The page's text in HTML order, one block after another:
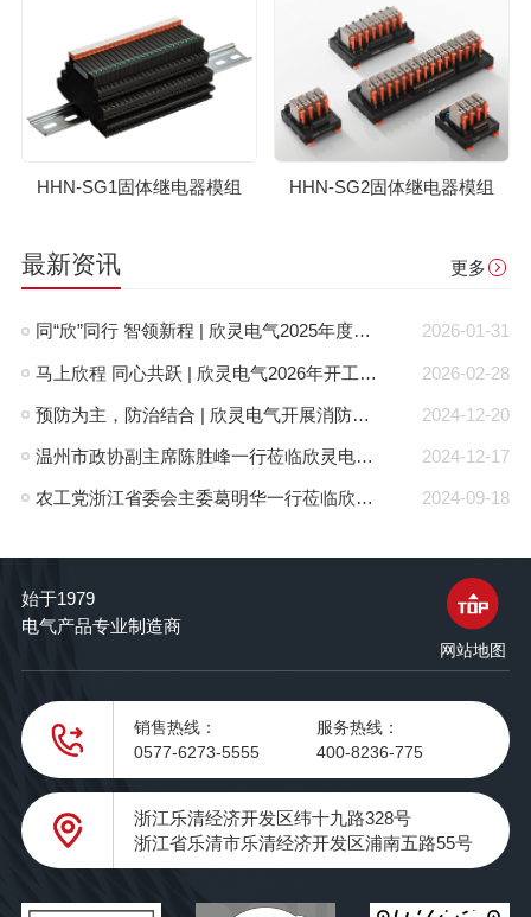
HHN-SG1固体继电器模组 HHN-SG2固体继电器模组
最新资讯 更多
2026-01-31
同“欣”同行 智领新程 | 欣灵电气2025年度表彰总结大会暨新年酒会成功举办！
2026-02-28
马上欣程 同心共跃 | 欣灵电气2026年开工大吉！
2024-12-20
预防为主，防治结合 | 欣灵电气开展消防应急预案演练活动
2024-12-17
温州市政协副主席陈胜峰一行莅临欣灵电气调研指导
2024-09-18
农工党浙江省委会主委葛明华一行莅临欣灵电气考察调研
始于1979
电气产品专业制造商
网站地图
销售热线：
0577-6273-5555
服务热线：
400-8236-775
浙江乐清经济开发区纬十九路328号
浙江省乐清市乐清经济开发区浦南五路55号